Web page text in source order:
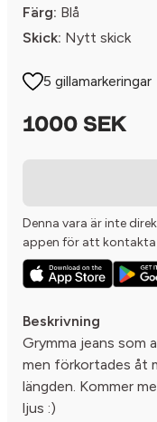
Färg: Blå
Skick: Nytt skick
5 gillamarkeringar
1000 SEK
Denna vara är inte
appen för att kontakta
Beskrivning
Grymma jeans som
men förkortades åt
längden. Kommer
ljus :)